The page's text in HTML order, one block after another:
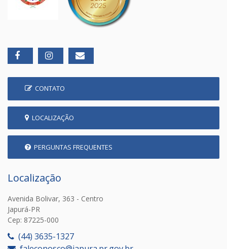
CONTATO
LOCALIZAÇÃO
PERGUNTAS FREQUENTES
Localização
Avenida Bolivar, 363 - Centro
Japurá-PR
Cep: 87225-000
(44) 3635-1327